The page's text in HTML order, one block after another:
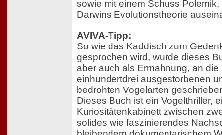
sowie mit einem Schuss
Darwins Evolutionstheorie
AVIVA-Tipp:
So wie das Kaddisch zum
gesprochen wird, wurde dieses
aber auch als Ermahnung, an die
einhundertdrei ausgestorbenen
bedrohten Vogelarten
Dieses Buch ist ein Vogelthriller,
Kuriositätenkabinett zwischen
solides wie faszinierendes